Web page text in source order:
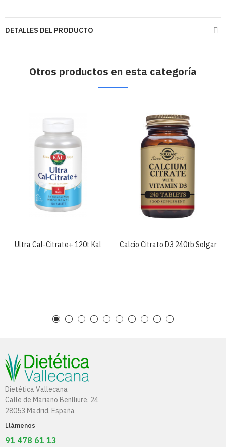
DETALLES DEL PRODUCTO
Otros productos en esta categoría
Ultra Cal-Citrate+ 120t Kal Calcio Citrato D3 240tb Solgar
Dietética Vallecana
Calle de Mariano Benlliure, 24
28053 Madrid, España
Llámenos
91 478 61 13